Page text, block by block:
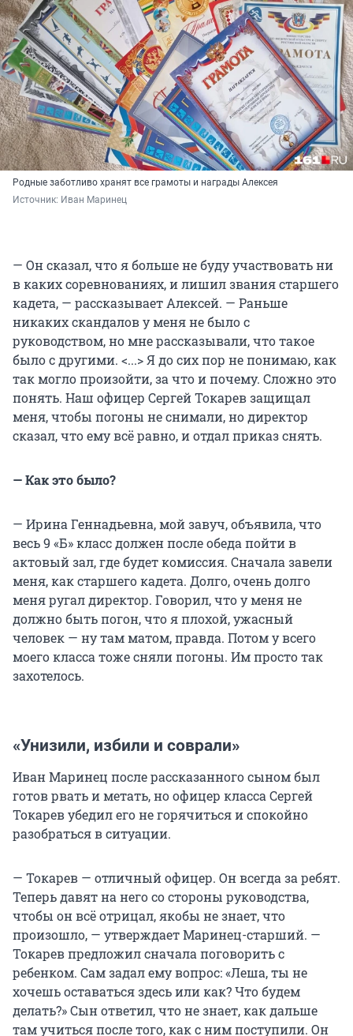
Родные заботливо хранят все грамоты и награды Алексея
Источник: Иван Маринец
— Он сказал, что я больше не буду участвовать ни
в каких соревнованиях, и лишил звания старшего
кадета, — рассказывает Алексей. — Раньше
никаких скандалов у меня не было с
руководством, но мне рассказывали, что такое
было с другими. <...> Я до сих пор не понимаю, как
так могло произойти, за что и почему. Сложно это
понять. Наш офицер Сергей Токарев защищал
меня, чтобы погоны не снимали, но директор
сказал, что ему всё равно, и отдал приказ снять.
— Как это было?
— Ирина Геннадьевна, мой завуч, объявила, что
весь 9 «Б» класс должен после обеда пойти в
актовый зал, где будет комиссия. Сначала завели
меня, как старшего кадета. Долго, очень долго
меня ругал директор. Говорил, что у меня не
должно быть погон, что я плохой, ужасный
человек — ну там матом, правда. Потом у всего
моего класса тоже сняли погоны. Им просто так
захотелось.
«Унизили, избили и соврали»
Иван Маринец после рассказанного сыном был
готов рвать и метать, но офицер класса Сергей
Токарев убедил его не горячиться и спокойно
разобраться в ситуации.
— Токарев — отличный офицер. Он всегда за ребят.
Теперь давят на него со стороны руководства,
чтобы он всё отрицал, якобы не знает, что
произошло, — утверждает Маринец-старший. —
Токарев предложил сначала поговорить с
ребенком. Сам задал ему вопрос: «Леша, ты не
хочешь оставаться здесь или как? Что будем
делать?» Сын ответил, что не знает, как дальше
там учиться после того, как с ним поступили. Он